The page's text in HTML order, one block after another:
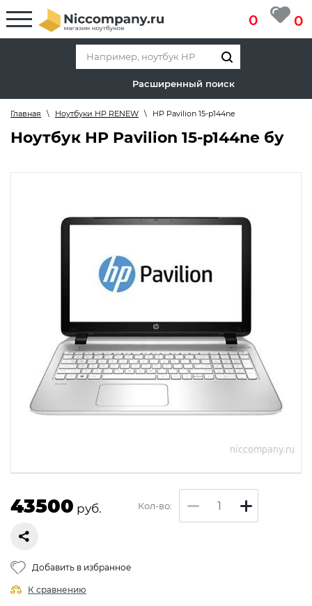
0 0
Расширенный поиск
Главная \ Ноутбуки HP RENEW \ HP Pavilion 15-p144ne
Ноутбук HP Pavilion 15-p144ne бу
43500 руб. Кол-во:
Добавить в избранное
К сравнению